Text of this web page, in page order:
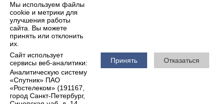
Мы используем файлы
cookie и метрики для
улучшения работы
сайта. Вы можете
принять или отклонить
их.
Сайт использует
сервисы веб-аналитики:
Аналитическую систему
«Спутник» ПАО
«Ростелеком» (191167,
город Санкт-Петербург,
Принять Отказаться
2026 г. krilovskaya.ru
Вход
Карта сайта
Политика обработки персональных данных
Сделано на KubCMS
Разработка и поддержка